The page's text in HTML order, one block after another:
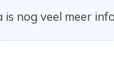
nog veel meer